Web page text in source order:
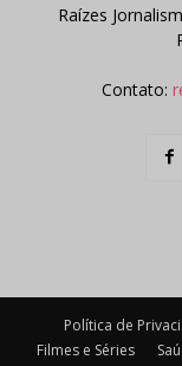
Raízes
Contato:
Política de
Filmes e Séries